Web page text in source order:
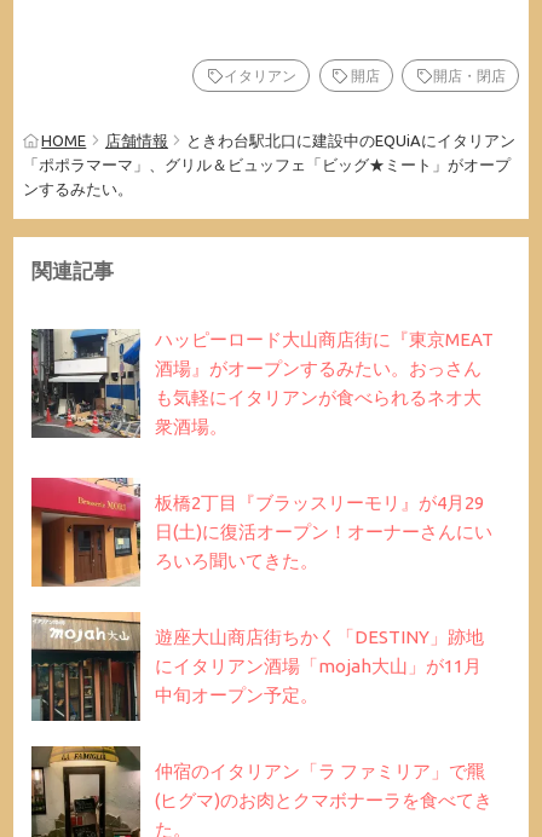
イタリアン 開店 開店・閉店
HOME 店舗情報
ときわ台駅北口に建設中のEQUiAにイタリアン
「ポポラマーマ」、グリル＆ビュッフェ「ビッグ★ミート」がオープ
ンするみたい。
関連記事
ハッピーロード大山商店街に『東京MEAT
酒場』がオープンするみたい。おっさん
も気軽にイタリアンが食べられるネオ大
衆酒場。
板橋2丁目『ブラッスリーモリ』が4月29
日(土)に復活オープン！オーナーさんにい
ろいろ聞いてきた。
遊座大山商店街ちかく「DESTINY」跡地
にイタリアン酒場「mojah大山」が11月
中旬オープン予定。
仲宿のイタリアン「ラ ファミリア」で羆
(ヒグマ)のお肉とクマボナーラを食べてき
た。